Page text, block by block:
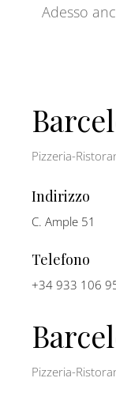
Adesso
Pizzeria-
Indirizzo
C. Ample 51
Telefono
+34 933 106
Pizzeria-